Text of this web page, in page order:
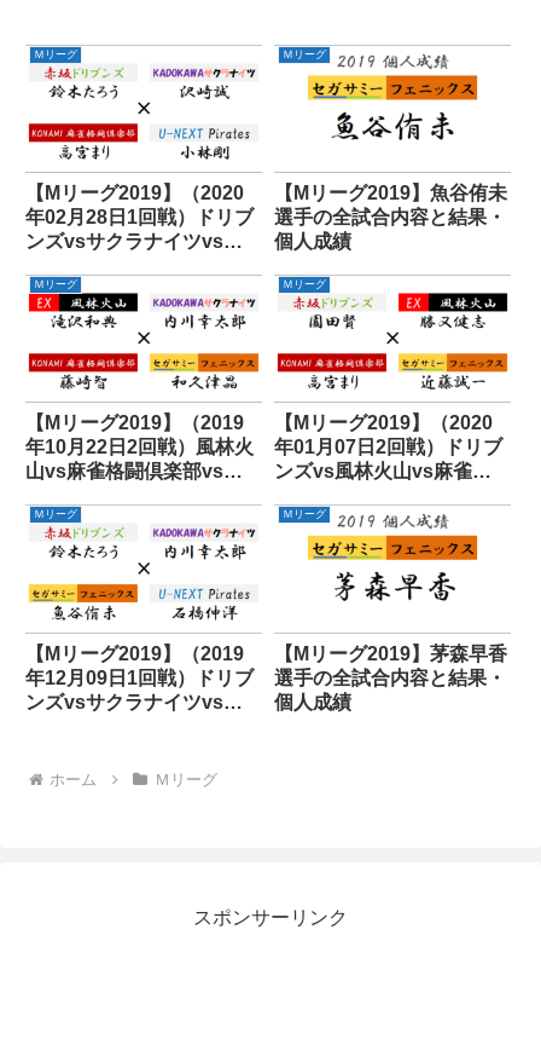
Ｍリーグ
【Mリーグ2019】（2020
年02月28日1回戦）ドリブ
ンズvsサクラナイツvs麻
Ｍリーグ
【Mリーグ2019】魚谷侑未
選手の全試合内容と結果・
個人成績
Ｍリーグ
【Mリーグ2019】（2019
年10月22日2回戦）風林火
山vs麻雀格闘倶楽部vsサ
Ｍリーグ
【Mリーグ2019】（2020
年01月07日2回戦）ドリブ
ンズvs風林火山vs麻雀格
Ｍリーグ
【Mリーグ2019】（2019
年12月09日1回戦）ドリブ
ンズvsサクラナイツvsフ
Ｍリーグ
【Mリーグ2019】茅森早香
選手の全試合内容と結果・
個人成績
ホーム Ｍリーグ
スポンサーリンク